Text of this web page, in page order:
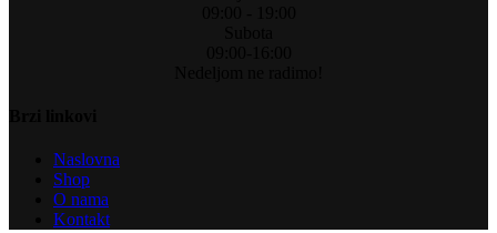
Naslovna
Shop
O nama
Kontakt